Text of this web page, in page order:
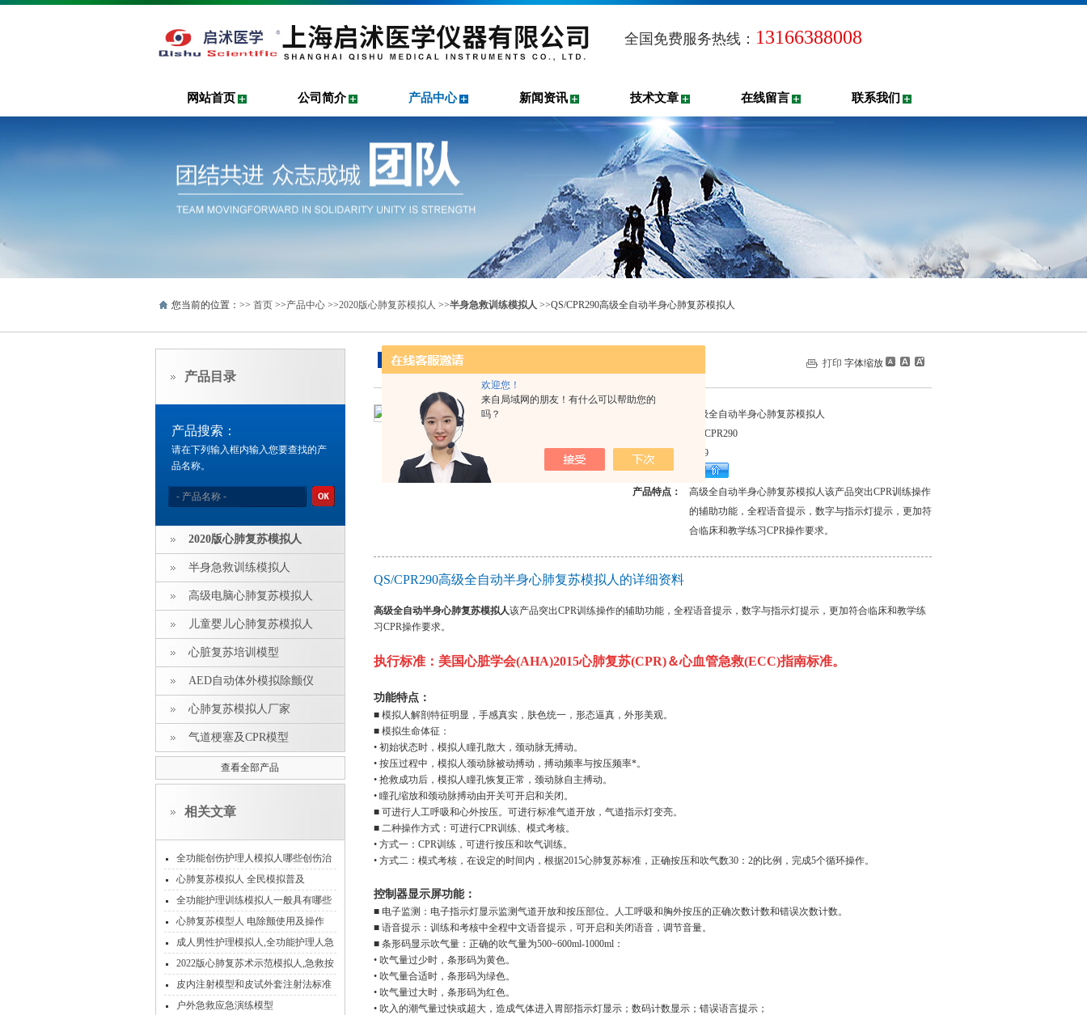
欢迎您！
来自局域网的朋友！有什么可以帮助您的
吗？
全国免费服务热线： 13166388008
网站首页 公司简介 产品中心 新闻资讯 技术文章 在线留言 联系我们
您当前的位置：>> 首页 >>产品中心 >>2020版心肺复苏模拟人 >>半身急救训练模拟人 >>QS/CPR290高级全自动半身心肺复苏模拟人
产品中心 打印 字体缩放
高级全自动半身心肺复苏模拟人
QS/CPR290
访问量：
2009
产品报价：
产品特点：
高级全自动半身心肺复苏模拟人该产品突出CPR训练操作
的辅助功能，全程语音提示，数字与指示灯提示，更加符
合临床和教学练习CPR操作要求。
QS/CPR290高级全自动半身心肺复苏模拟人的详细资料
高级全自动半身心肺复苏模拟人该产品突出CPR训练操作的辅助功能，全程语音提示，数字与指示灯提示，更加符合临床和教学练
习CPR操作要求。
执行标准：美国心脏学会(AHA)2015心肺复苏(CPR)＆心血管急救(ECC)指南标准。
功能特点：
■ 模拟人解剖特征明显，手感真实，肤色统一，形态逼真，外形美观。
■ 模拟生命体征：
• 初始状态时，模拟人瞳孔散大，颈动脉无搏动。
• 按压过程中，模拟人颈动脉被动搏动，搏动频率与按压频率*。
• 抢救成功后，模拟人瞳孔恢复正常，颈动脉自主搏动。
• 瞳孔缩放和颈动脉搏动由开关可开启和关闭。
■ 可进行人工呼吸和心外按压。可进行标准气道开放，气道指示灯变亮。
■ 二种操作方式：可进行CPR训练、模式考核。
• 方式一：CPR训练，可进行按压和吹气训练。
• 方式二：模式考核，在设定的时间内，根据2015心肺复苏标准，正确按压和吹气数30：2的比例，完成5个循环操作。
控制器显示屏功能：
■ 电子监测：电子指示灯显示监测气道开放和按压部位。人工呼吸和胸外按压的正确次数计数和错误次数计数。
■ 语音提示：训练和考核中全程中文语音提示，可开启和关闭语音，调节音量。
■ 条形码显示吹气量：正确的吹气量为500~600ml-1000ml：
• 吹气量过少时，条形码为黄色。
• 吹气量合适时，条形码为绿色。
• 吹气量过大时，条形码为红色。
• 吹入的潮气量过快或超大，造成气体进入胃部指示灯显示；数码计数显示；错误语言提示；
产品目录
产品搜索：
请在下列输入框内输入您要查找的产
品名称。
2020版心肺复苏模拟人
半身急救训练模拟人
高级电脑心肺复苏模拟人
儿童婴儿心肺复苏模拟人
心脏复苏培训模型
AED自动体外模拟除颤仪
心肺复苏模拟人厂家
气道梗塞及CPR模型
查看全部产品
相关文章
全功能创伤护理人模拟人哪些创伤治
疗原则你要知道？
心肺复苏模拟人 全民模拟普及
全功能护理训练模拟人一般具有哪些
基础的临床护理技能？
心肺复苏模型人 电除颤使用及操作
成人男性护理模拟人,全功能护理人急
救模型
2022版心肺复苏术示范模拟人,急救按
压模型
皮内注射模型和皮试外套注射法标准
户外急救应急演练模型